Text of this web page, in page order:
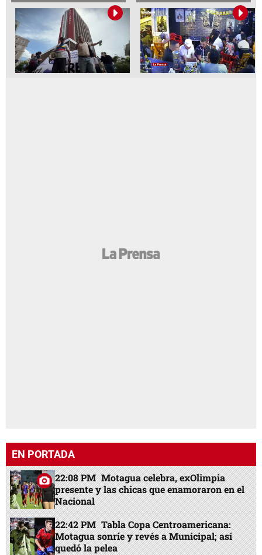
EN PORTADA
22:08 PM Motagua celebra, exOlimpia
presente y las chicas que enamoraron en el
Nacional
22:42 PM Tabla Copa Centroamericana:
Motagua sonríe y revés a Municipal; así
quedó la pelea